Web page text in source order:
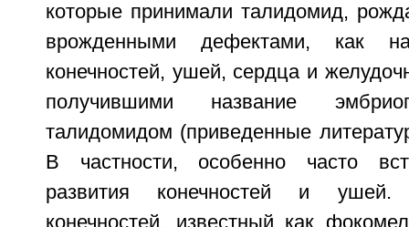
которые принимали талидомид,
врожденными дефектами, как
конечностей, ушей, сердца и
получившими название
талидомидом (приведенные
В частности, особенно часто
развития конечностей и ушей.
конечностей, известный как